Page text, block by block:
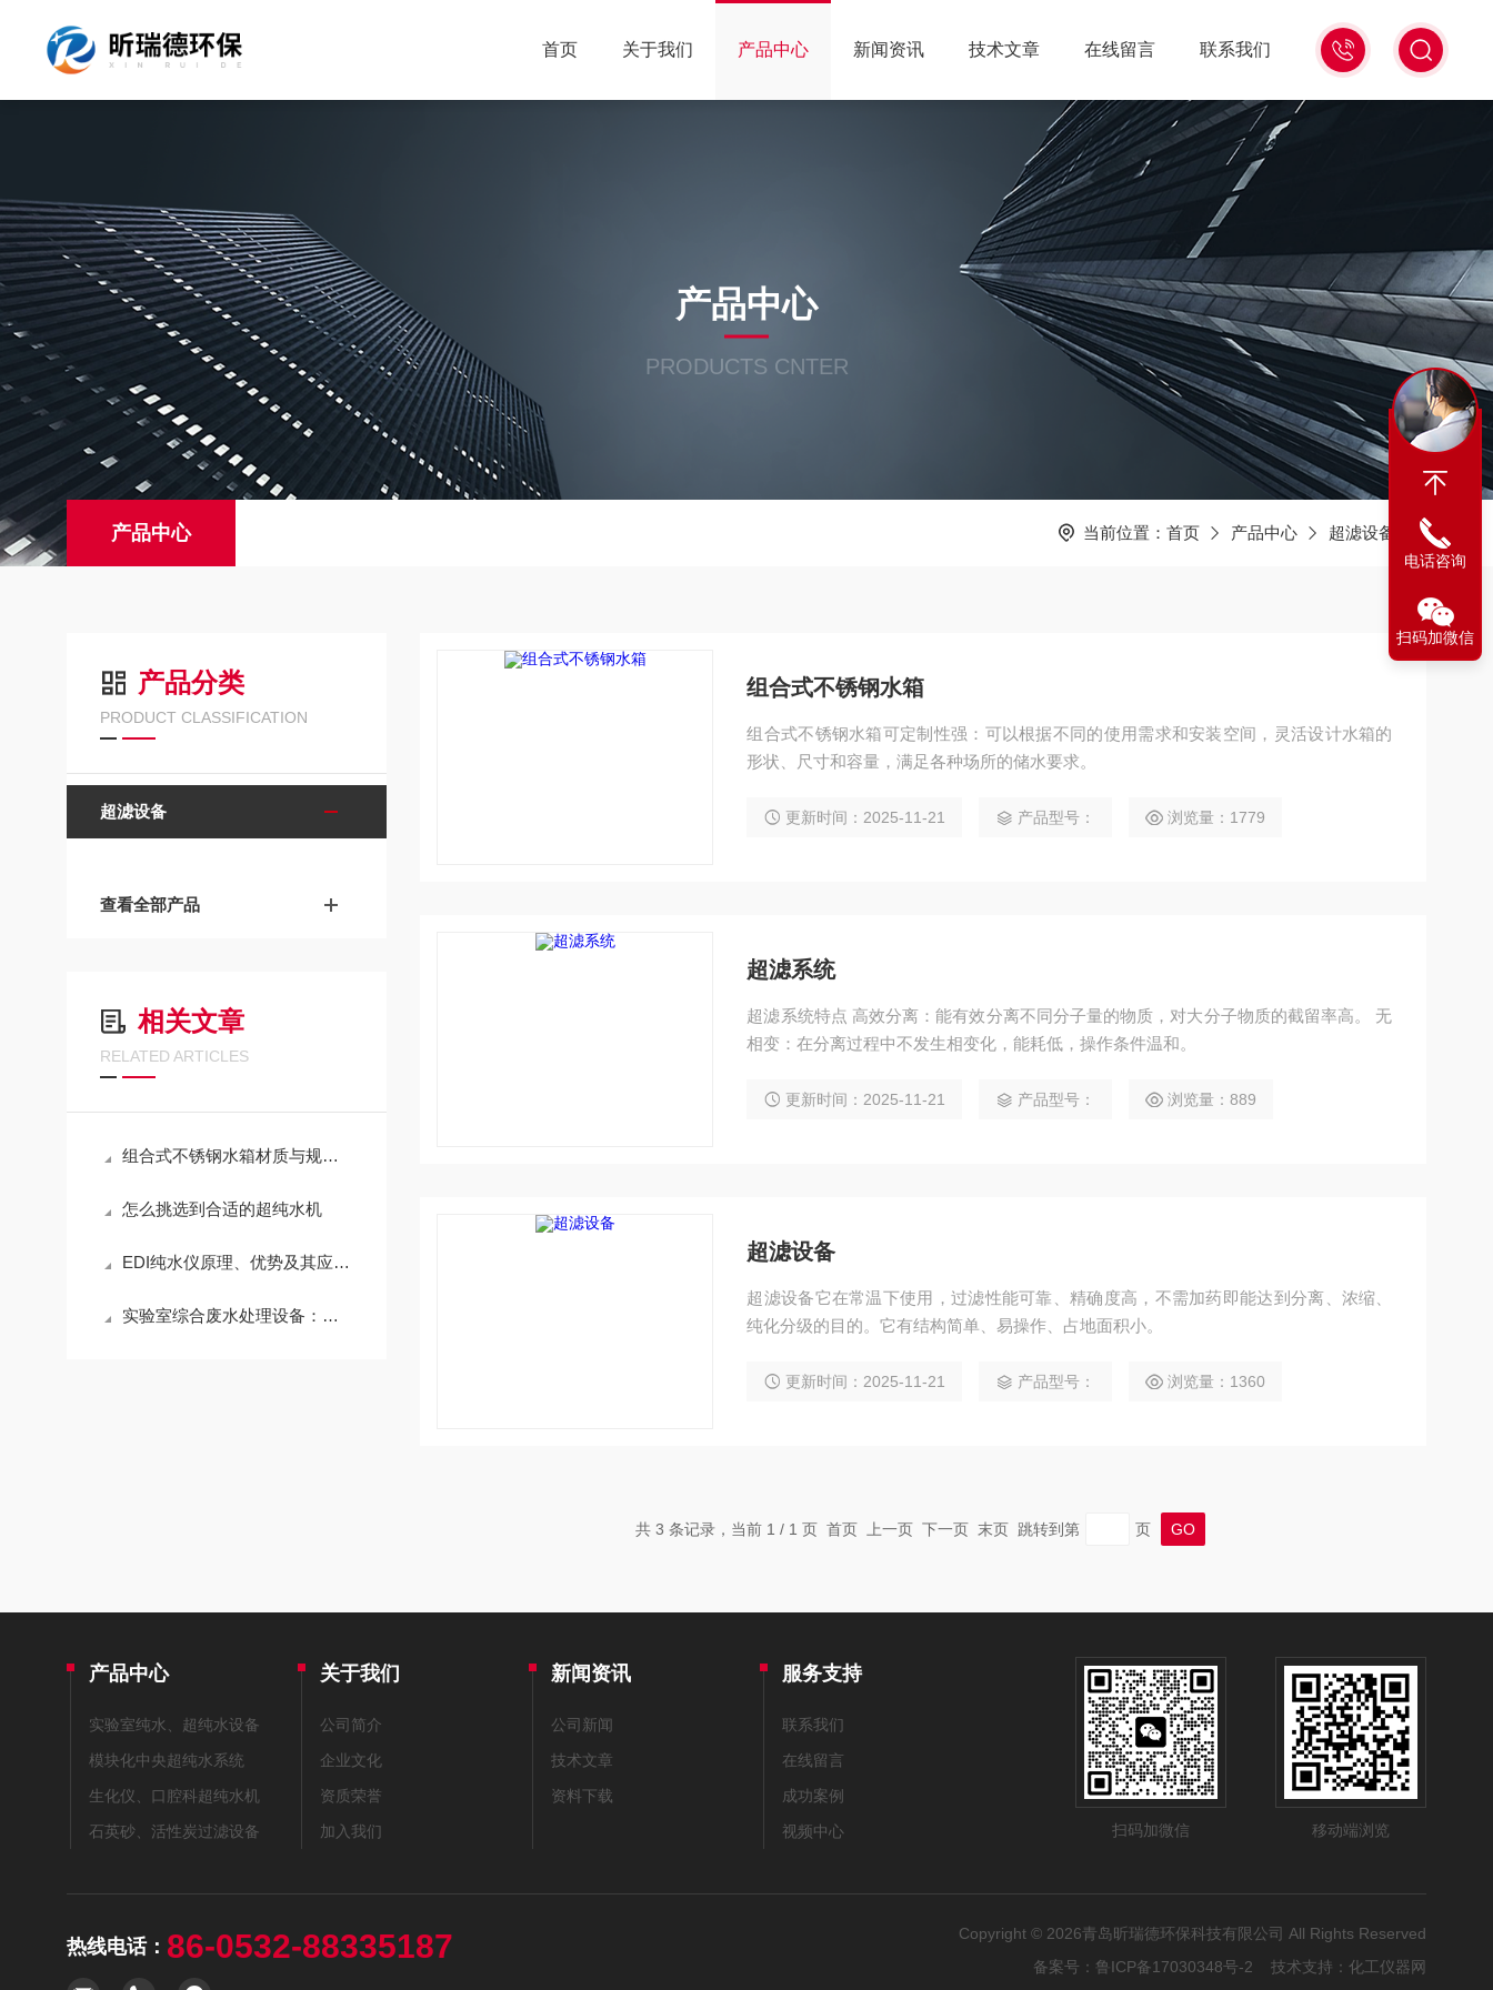
0532-
88335187
首页 关于我们 产品中心 新闻资讯 技术文章 在线留言 联系我们
产品中心
PRODUCTS CNTER
产品中心 当前位置： 首页 产品中心 超滤设备
产品分类
PRODUCT CLASSIFICATION
超滤设备
查看全部产品
相关文章
RELATED ARTICLES
组合式不锈钢水箱材质与规格选型实用指南
怎么挑选到合适的超纯水机
EDI纯水仪原理、优势及其应用领域
实验室综合废水处理设备：从认识到选型的实用指南
组合式不锈钢水箱
组合式不锈钢水箱可定制性强：可以根据不同的使用需求和安装空间，灵活设计水箱的
形状、尺寸和容量，满足各种场所的储水要求。
更新时间：2025-11-21 产品型号： 浏览量：1779
超滤系统
超滤系统特点 高效分离：能有效分离不同分子量的物质，对大分子物质的截留率高。 无
相变：在分离过程中不发生相变化，能耗低，操作条件温和。
更新时间：2025-11-21 产品型号： 浏览量：889
超滤设备
超滤设备它在常温下使用，过滤性能可靠、精确度高，不需加药即能达到分离、浓缩、
纯化分级的目的。它有结构简单、易操作、占地面积小。
更新时间：2025-11-21 产品型号： 浏览量：1360
共 3 条记录，当前 1 / 1 页 首页 上一页 下一页 末页 跳转到第 页
产品中心
实验室纯水、超纯水设备
模块化中央超纯水系统
生化仪、口腔科超纯水机
石英砂、活性炭过滤设备
关于我们
公司简介
企业文化
资质荣誉
加入我们
新闻资讯
公司新闻
技术文章
资料下载
服务支持
联系我们
在线留言
成功案例
视频中心
扫码加微信 移动端浏览
热线电话： 86-0532-88335187
Copyright © 2026青岛昕瑞德环保科技有限公司 All Rights Reserved
备案号： 鲁ICP备17030348号-2 技术支持： 化工仪器网
电话咨询
扫码加微信